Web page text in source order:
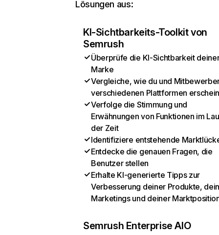
Lösungen aus:
KI-Sichtbarkeits-Toolkit von
Semrush
Überprüfe die KI-Sichtbarkeit
Marke
Vergleiche, wie du und
verschiedenen Plattformen
Verfolge die Stimmung und
Erwähnungen von Funktionen im
der Zeit
Identifiziere entstehende
Entdecke die genauen Fragen, die
Benutzer stellen
Erhalte KI-generierte Tipps zur
Verbesserung deiner Produkte,
Marketings und deiner
Semrush Enterprise AIO